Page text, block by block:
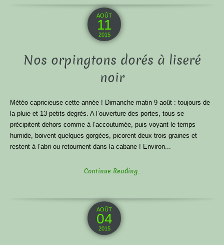
AOÛT
11
2015
Nos orpingtons dorés à liseré
noir
Météo capricieuse cette année ! Dimanche matin 9 août : toujours de
la pluie et 13 petits degrés. A l’ouverture des portes, tous se
précipitent dehors comme à l’accoutumée, puis voyant le temps
humide, boivent quelques gorgées, picorent deux trois graines et
restent à l’abri ou retournent dans la cabane ! Environ...
Continue Reading...
AOÛT
04
2015